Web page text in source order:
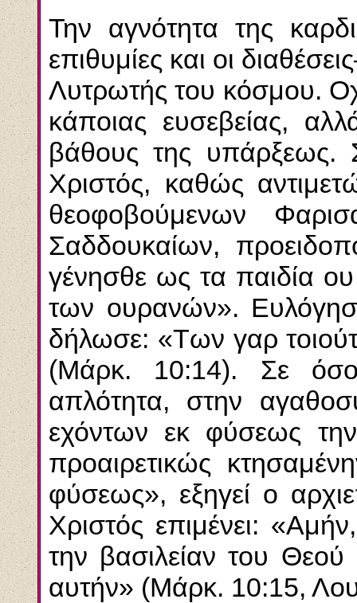
Την αγνότητα της
επιθυμίες και οι
Λυτρωτής του κόσμου.
κάποιας ευσεβείας,
βάθους της υπάρξεως.
Χριστός, καθώς
θεοφοβούμενων
Σαδδουκαίων,
γένησθε ως τα παιδία ου
των ουρανών».
δήλωσε: «Των γαρ
(Μάρκ. 10:14). Σε
απλότητα, στην
εχόντων εκ φύσεως
προαιρετικώς
φύσεως», εξηγεί ο
Χριστός επιμένει:
την βασιλείαν του
αυτήν» (Μάρκ. 10:15,